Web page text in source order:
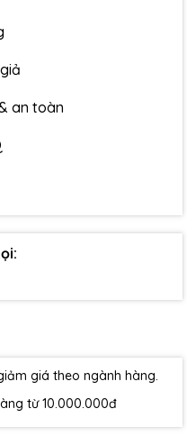
an toàn
giá theo ngành hàng.
từ 10.000.000đ